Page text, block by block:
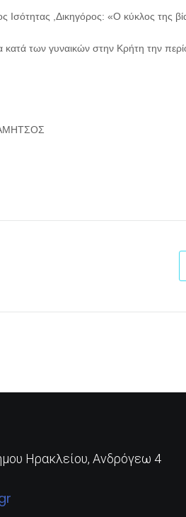
Ισότητας ,Δικηγόρος: «Ο κύκλος της
κατά των γυναικών στην Κρήτη την
Ηρακλείου, Ανδρόγεω 4